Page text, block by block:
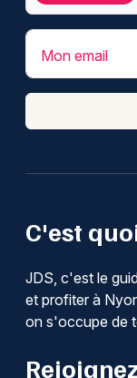
C'est
JDS, c'est le
et profiter à
on s'occupe de
Mon email